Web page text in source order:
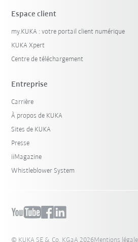
Espace client
my.KUKA : votre portail client numérique
KUKA Xpert
Centre de téléchargement
Entreprise
Carrière
À propos de KUKA
Sites de KUKA
Presse
iiMagazine
Whistleblower System
© KUKA SE & Co. KGaA 2026Mentions